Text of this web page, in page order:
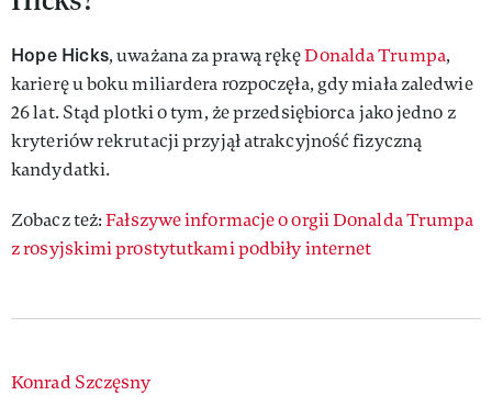
Hope Hicks, uważana za prawą rękęDonalda Trumpa,
karierę u boku miliardera rozpoczęła, gdy miała zaledwie
26 lat. Stąd plotki o tym, że przedsiębiorca jako jedno z
kryteriów rekrutacji przyjął atrakcyjność fizyczną
kandydatki.
Zobacz też:Fałszywe informacje o orgii Donalda Trumpa
z rosyjskimi prostytutkami podbiły internet
Authors
Konrad Szczęsny